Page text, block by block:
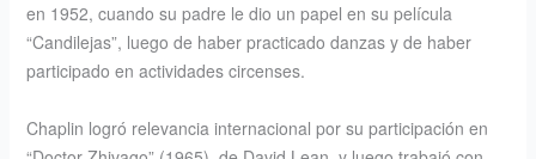
en 1952, cuando su padre le dio un papel en su película
“Candilejas”, luego de haber practicado danzas y de haber
participado en actividades circenses.
Chaplin logró relevancia internacional por su participación en